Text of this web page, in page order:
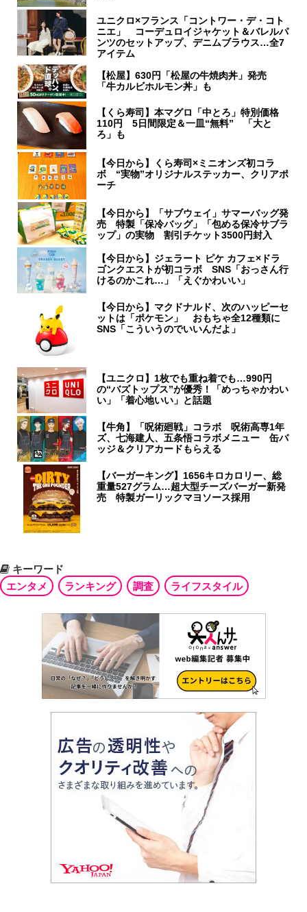
ユニクロ×フランス「コントワー・デ・コト
ニエ」 コーデュロイジャケット＆バレルパ
ンツのセットアップ、デニムブラウス…全7
アイテム
【松屋】630円「松屋の牛焼肉丼」発売
「牛カルビホルモン丼」も
【くら寿司】本マグロ「中とろ」特別価格
110円 5日間限定＆一皿“無料” 「大と
ろ」も
【今日から】くら寿司×ミニオンズ初コラ
ボ “実物”オリジナルステッカー、クリアポ
ーチ
【今日から】「サブウェイ」サマーバッグ発
売 特製「保冷バッグ」「包める保冷サブラ
ップ」の実物 割引チケット3500円封入
【今日から】ジェラート ピケ カフェ×ドラ
ゴンクエストが初コラボ SNS「おっさん行
けるのかこれ…」「えぐかわいい」
【今日から】マクドナルド、次のハッピーセ
ットは「ポケモン」 おもちゃ全12種類に
SNS「こういうのでいいんだよ」
【ユニクロ】1枚でも重ね着でも…990円
の“バズトップス”が優秀！「めっちゃかわい
い」「着心地いい」と話題
【牛角】「呪術廻戦」コラボ 呪術高専1年
ズ、七海建人、五条悟コラボメニュー 缶バ
ッジ＆クリアカードもらえる
【バーガーキング】1656キロカロリー、総
重量527グラム…超大型チーズバーガー新発
売 特製ガーリックマヨソース採用
キーワード
エンタメ
ランキング 調査 ライフスタイル